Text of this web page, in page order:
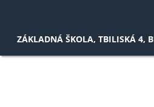
ZÁKLADNÁ ŠKOLA, TBILISKÁ 4,